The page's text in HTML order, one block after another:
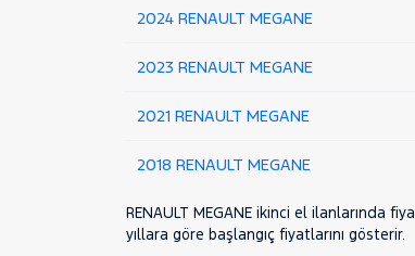
2024 RENAULT MEGANE
2023 RENAULT MEGANE
2021 RENAULT MEGANE
2018 RENAULT MEGANE
RENAULT MEGANE ikinci el ilanlarında
yıllara göre başlangıç fiyatlarını gösterir.